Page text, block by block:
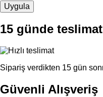
15 günde teslimat
Sipariş verdikten 15 gün
Güvenli Alışveriş